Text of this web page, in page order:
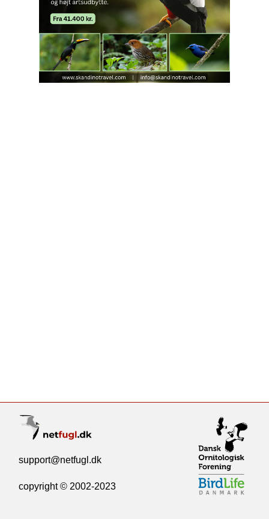
support@netfugl.dk
copyright © 2002-2023